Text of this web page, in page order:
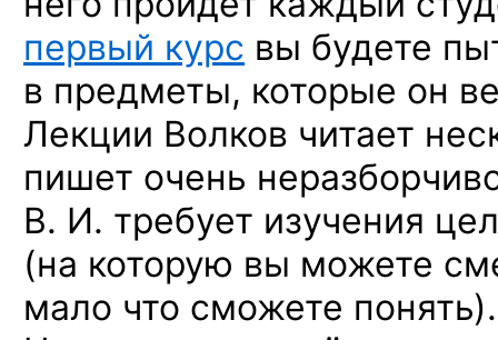
первый курс вы будете
в предметы, которые он
Лекции Волков читает
пишет очень
В. И. требует изучения
(на которую вы можете
мало что сможете понять).